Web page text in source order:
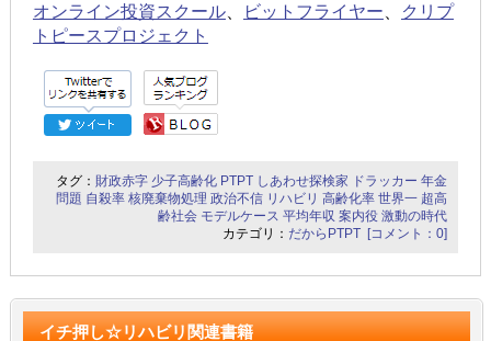
オンライン投資スクール、 ビットフライヤー
クリプ
トピースプロジェクト
タグ： 財政赤字 少子高齢化 PTPT しあわせ探検家 ドラッカー 年金
問題 自殺率 核廃棄物処理 政治不信 リハビリ 高齢化率 世界一 超高
齢社会 モデルケース 平均年収 案内役 激動の時代
カテゴリ： だからPTPT [コメント：0]
イチ押し☆リハビリ関連書籍